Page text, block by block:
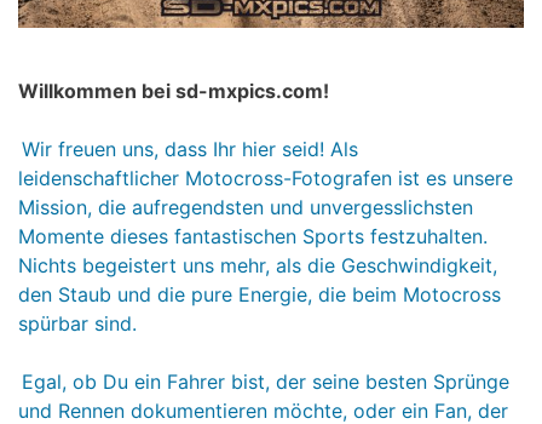
Willkommen bei sd-mxpics.com!
Wir freuen uns, dass Ihr hier seid! Als
leidenschaftlicher Motocross-Fotografen ist es unsere
Mission, die aufregendsten und unvergesslichsten
Momente dieses fantastischen Sports festzuhalten.
Nichts begeistert uns mehr, als die Geschwindigkeit,
den Staub und die pure Energie, die beim Motocross
spürbar sind.
Egal, ob Du ein Fahrer bist, der seine besten Sprünge
und Rennen dokumentieren möchte, oder ein Fan, der